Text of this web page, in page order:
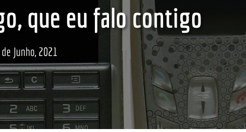
que eu falo contigo
Junho, 2021